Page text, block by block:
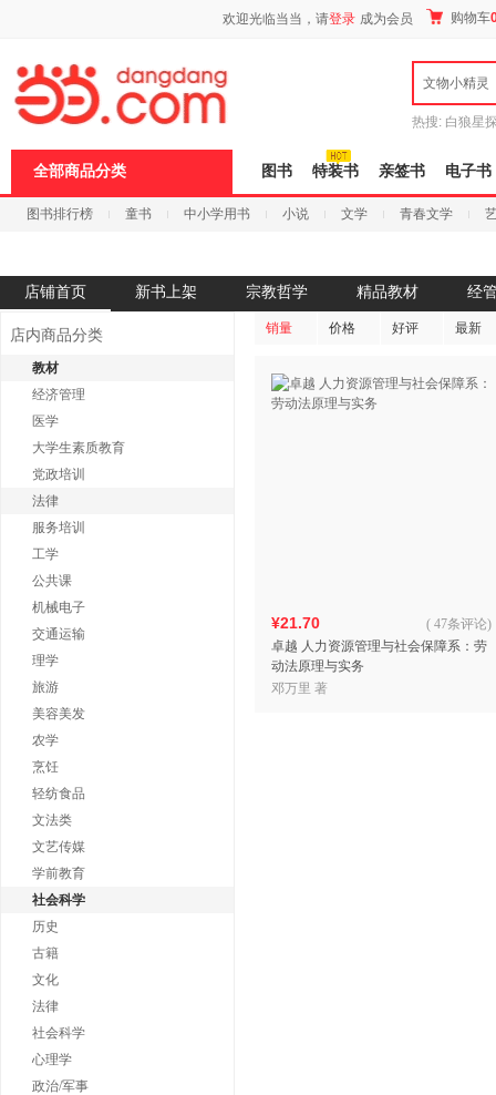
欢迎光临当当，请登录 成为会员 购物车
文物小精灵
热搜: 白狼星
全部商品分类 图书 特装书 亲签书 电子书
图书排行榜 童书 中小学用书 小说 文学 青春文学
店铺首页 新书上架 宗教哲学 精品教材 经
店内商品分类
教材
经济管理
医学
大学生素质教育
党政培训
法律
服务培训
工学
公共课
机械电子
交通运输
理学
旅游
美容美发
农学
烹饪
轻纺食品
文法类
文艺传媒
学前教育
社会科学
历史
古籍
文化
法律
社会科学
心理学
政治/军事
销量 价格 好评 最新
¥21.70
卓越 人力资源管理与社会保障系：劳
动法原理与实务
( 47条评论)
邓万里 著
页
浪
键
打